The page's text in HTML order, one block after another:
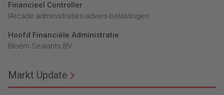
Financieel Controller
lArcade administraties-advies-belastingen
Hoofd Financiële Administratie
Bloem Sealants BV
Markt Update